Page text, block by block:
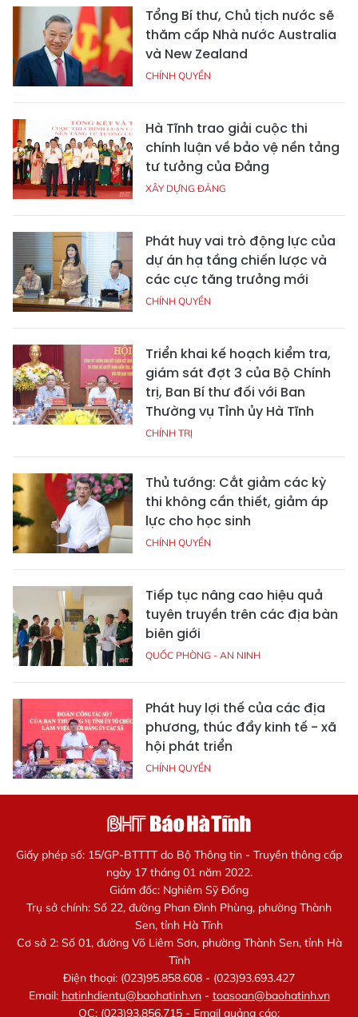
Tổng Bí thư, Chủ tịch nước sẽ
thăm cấp Nhà nước Australia
và New Zealand
CHÍNH QUYỀN
Hà Tĩnh trao giải cuộc thi
chính luận về bảo vệ nền tảng
tư tưởng của Đảng
XÂY DỰNG ĐẢNG
Phát huy vai trò động lực của
dự án hạ tầng chiến lược và
các cực tăng trưởng mới
CHÍNH QUYỀN
Triển khai kế hoạch kiểm tra,
giám sát đợt 3 của Bộ Chính
trị, Ban Bí thư đối với Ban
Thường vụ Tỉnh ủy Hà Tĩnh
CHÍNH TRỊ
Thủ tướng: Cắt giảm các kỳ
thi không cần thiết, giảm áp
lực cho học sinh
CHÍNH QUYỀN
Tiếp tục nâng cao hiệu quả
tuyên truyền trên các địa bàn
biên giới
QUỐC PHÒNG - AN NINH
Phát huy lợi thế của các địa
phương, thúc đẩy kinh tế - xã
hội phát triển
CHÍNH QUYỀN
Giấy phép số: 15/GP-BTTTT do Bộ Thông tin - Truyền thông cấp
ngày 17 tháng 01 năm 2022.
Giám đốc: Nghiêm Sỹ Đống
Trụ sở chính: Số 22, đường Phan Đình Phùng, phường Thành
Sen, tỉnh Hà Tĩnh
Cơ sở 2: Số 01, đường Võ Liêm Sơn, phường Thành Sen, tỉnh Hà
Tĩnh
Điện thoại: (023)95.858.608 - (023)93.693.427
Email: hatinhdientu@baohatinh.vn- toasoan@baohatinh.vn
QC: (023)93.856.715 - Email quảng cáo: